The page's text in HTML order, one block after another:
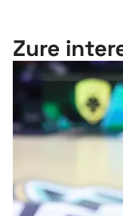
Zure